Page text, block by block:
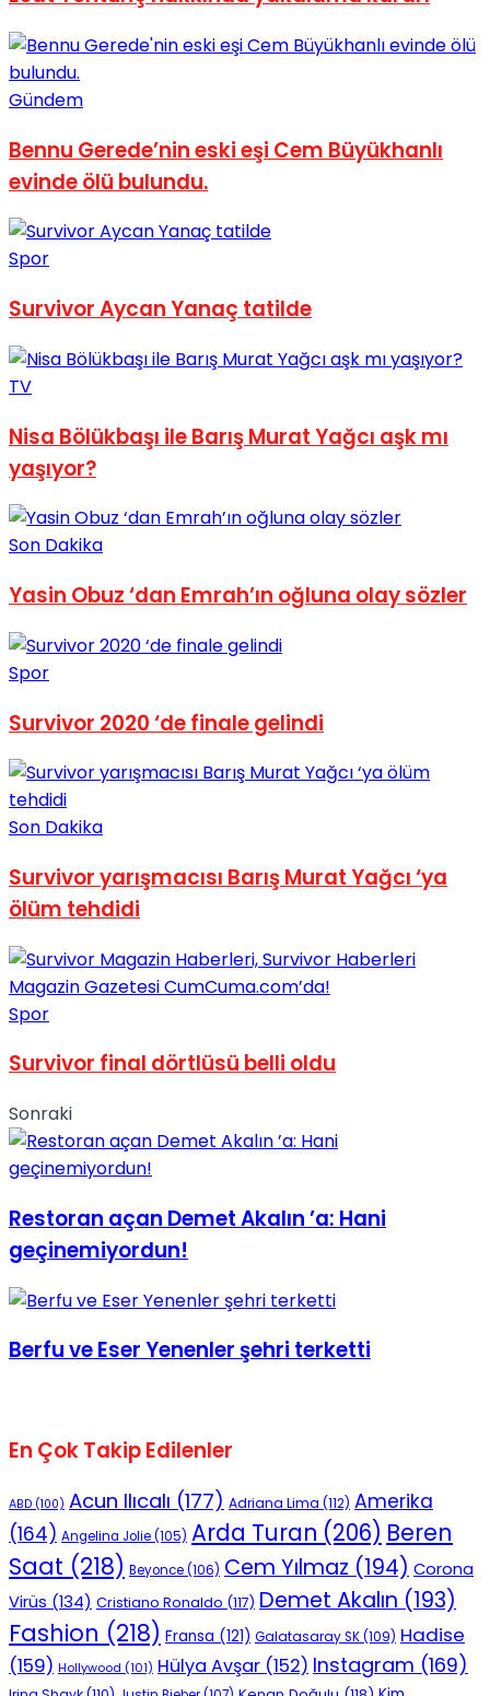
No Result
View All Result
Gündem
Bennu Gerede’nin eski eşi Cem Büyükhanlı
evinde ölü bulundu.
Spor
Survivor Aycan Yanaç tatilde
TV
Nisa Bölükbaşı ile Barış Murat Yağcı aşk mı
yaşıyor?
Son Dakika
Yasin Obuz ‘dan Emrah’ın oğluna olay sözler
Spor
Survivor 2020 ‘de finale gelindi
Son Dakika
Survivor yarışmacısı Barış Murat Yağcı ‘ya
ölüm tehdidi
Spor
Survivor final dörtlüsü belli oldu
Sonraki
Restoran açan Demet Akalın ’a: Hani
geçinemiyordun!
Berfu ve Eser Yenenler şehri terketti
En Çok Takip Edilenler
ABD (100) Acun Ilıcalı (177) Adriana Lima (112) Amerika
(164) Angelina Jolie(105) Arda Turan (206) Beren
Saat (218) Beyonce(106) Cem Yılmaz (194) Corona
Virüs (134) Cristiano Ronaldo (117) Demet Akalın (193)
Fashion (218) Fransa (121) Galatasaray SK(109) Hadise
(159) Hollywood (101) Hülya Avşar (152) Instagram (169)